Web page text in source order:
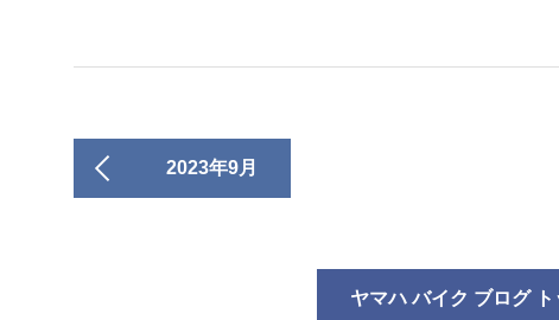
2023年9月
ヤマハ バイク ブログ ト